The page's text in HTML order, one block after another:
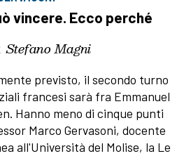
vincere. Ecco perché
Stefano Magni
previsto, il secondo turno
francesi sarà fra Emmanuel
Hanno meno di cinque punti
Marco Gervasoni, docente
all'Università del Molise, la Le